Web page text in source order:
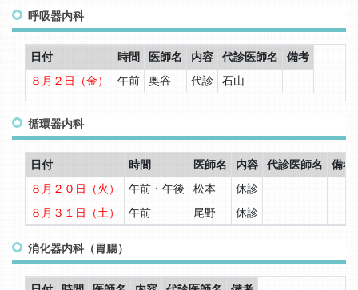
呼吸器内科
日付 時間 医師名 内容 代診医師名
備考
８月２日（金）
午前 奥谷 代診 石山
循環器内科
日付 時間 医師名 内容 代診医師名
備考
８月２０日（火）
午前・午後 松本
休診
８月３１日（土）
午前 尾野 休診
消化器内科（胃腸）